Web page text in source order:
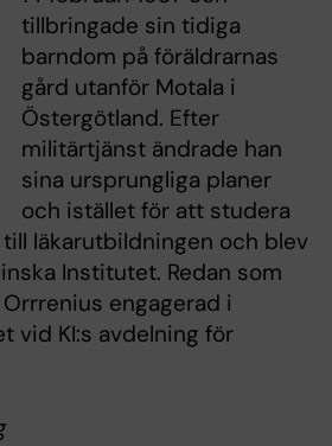
tillbringade sin tidiga
barndom på föräldrarnas
gård utanför Motala i
Östergötland. Efter
militärtjänst ändrade han
sina ursprungliga planer
och istället för att studera
läkarutbildningen och blev
Institutet. Redan som
engagerad i
vid KI:s avdelning för